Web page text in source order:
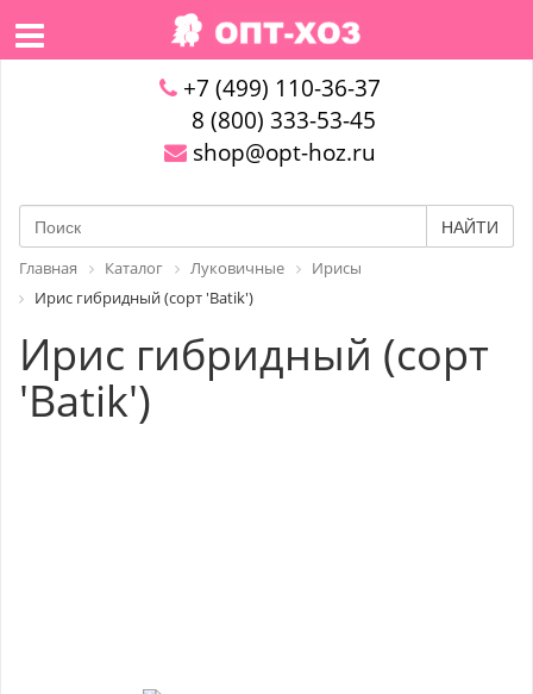
+7 (499) 110-36-37
8 (800) 333-53-45
shop@opt-hoz.ru
НАЙТИ
Главная Каталог Луковичные
Ирисы
Ирис гибридный (сорт 'Batik')
Ирис гибридный (сорт
'Batik')